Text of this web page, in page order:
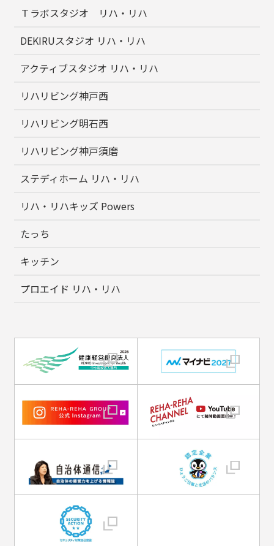
Ｔラボスタジオ リハ・リハ
DEKIRUスタジオ リハ・リハ
アクティブスタジオ リハ・リハ
リハリビング神戸西
リハリビング明石西
リハリビング神戸須磨
ステディホーム リハ・リハ
リハ・リハキッズ Powers
たっち
キッチン
プロエイド リハ・リハ